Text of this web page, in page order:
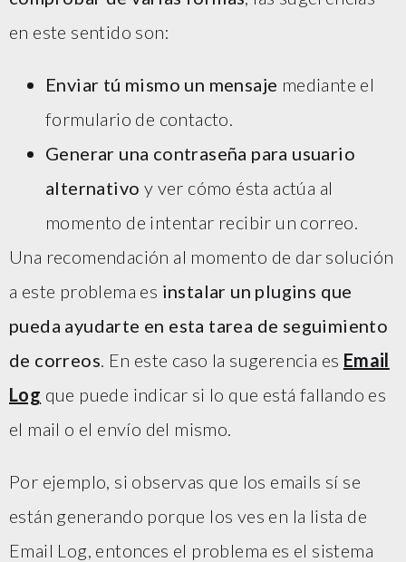
en este sentido son:
Enviar tú mismo un mensaje mediante el
formulario de contacto.
Generar una contraseña para usuario
alternativo y ver cómo ésta actúa al
momento de intentar recibir un correo.
Una recomendación al momento de dar solución
a este problema es instalar un plugins que
pueda ayudarte en esta tarea de seguimiento
de correos. En este caso la sugerencia es Email
Log que puede indicar si lo que está fallando es
el mail o el envío del mismo.
Por ejemplo, si observas que los emails sí se
están generando porque los ves en la lista de
Email Log, entonces el problema es el sistema